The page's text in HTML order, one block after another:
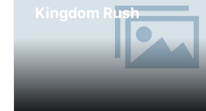
Kingdom Rush